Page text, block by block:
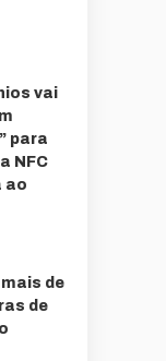
vai
para
NFC
ao
de
de